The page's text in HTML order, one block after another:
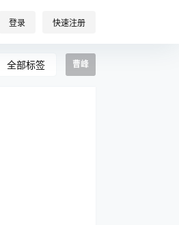
登录 快速注册
全部标签 曹峰